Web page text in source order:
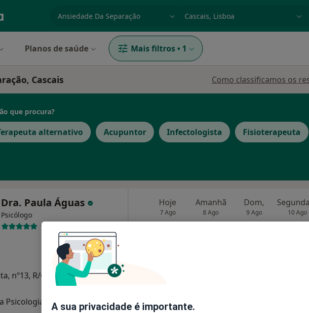
Planos de saúde Mais filtros • 1
Cascais Como classificamos os
que procura?
alternativo Acupuntor Infectologista Fisioterapeuta
Dra. Paula Águas
Psicólogo
102 opiniões
Rua Viana da Mota, nº13, R/C - São Pedro do Estoril, Estoril•Mapa
Psicologia 65 €
Hoje
7 Ago
Amanhã
8 Ago
Dom,
9 Ago 10 Ago
A sua privacidade é importante.